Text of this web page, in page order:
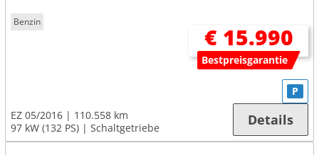
Benzin
€ 15.990
Bestpreisgarantie
EZ 05/2016
110.558 km
97 kW (132 PS)
Schaltgetriebe
P
Details